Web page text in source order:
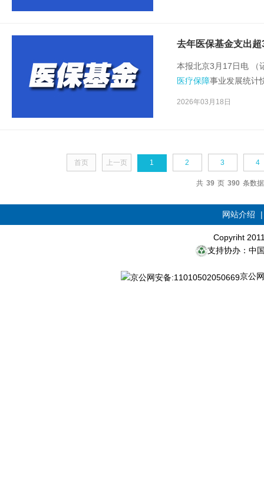
去年医保基金支出超
本报北京3月17日电 （
医疗保障事业发展统计
2026年03月18日
首页 上一页 1 2 3 4
共 39 页 390 条数据
网站介绍
Copyriht
支持协办：中
京公